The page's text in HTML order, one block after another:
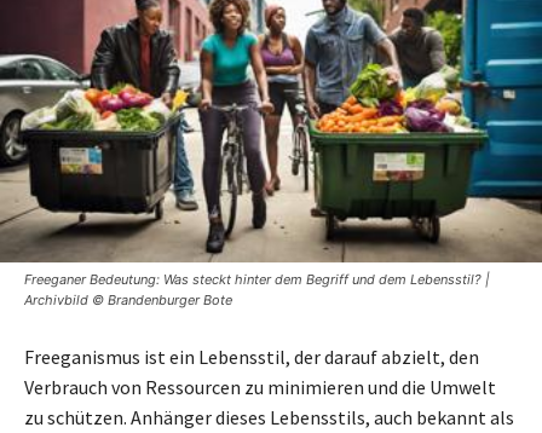
Freeganer Bedeutung: Was steckt hinter dem Begriff und dem Lebensstil? |
Archivbild © Brandenburger Bote
Freeganismus ist ein Lebensstil, der darauf abzielt, den
Verbrauch von Ressourcen zu minimieren und die Umwelt
zu schützen. Anhänger dieses Lebensstils, auch bekannt als